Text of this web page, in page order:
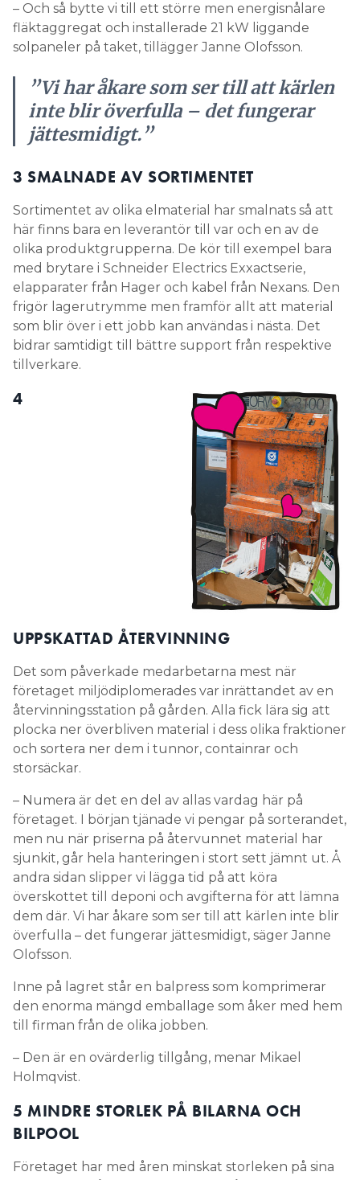
– Och så bytte vi till ett större men energisnålare
fläktaggregat och installerade 21 kW liggande
solpaneler på taket, tillägger Janne Olofsson.
”Vi har åkare som ser till att kärlen
inte blir överfulla – det fungerar
jättesmidigt.”
3 SMALNADE AV SORTIMENTET
Sortimentet av olika elmaterial har ­smalnats så att
här finns bara en­ ­leverantör till var och en av de
olika ­produktgrupperna. De kör till exempel bara
med brytare i Schneider Electrics Exxactserie,
elapparater från Hager och kabel från Nexans. Den
frigör lagerutrymme men framför allt att material
som blir över i ett jobb kan användas i nästa. Det
bidrar samtidigt till bättre support från respektive
tillverkare.
4
UPPSKATTAD ÅTERVINNING
Det som påverkade medarbetarna mest när
företaget miljödiplomerades var inrättandet av en
återvinningsstation på gården. Alla fick lära sig att
plocka ner överbliven material i dess olika fraktioner
och sortera ner dem i tunnor, containrar och
storsäckar.
– Numera är det en del av allas vardag här på
företaget. I början tjänade vi pengar på sorterandet,
men nu när priserna på återvunnet material har
sjunkit, går hela hanteringen i stort sett jämnt ut. Å
andra sidan slipper vi lägga tid på att köra
överskottet till deponi och avgifterna för att lämna
dem där. Vi har åkare som ser till att kärlen inte blir
överfulla – det fungerar jättesmidigt, säger Janne
Olofsson.
Inne på lagret står en balpress som komprimerar
den enorma mängd emballage som åker med hem
till firman från de olika jobben.
– Den är en ovärderlig tillgång, menar Mikael
Holmqvist.
5 MINDRE STORLEK PÅ BILARNA OCH
BILPOOL
Företaget har med åren minskat storleken på sina